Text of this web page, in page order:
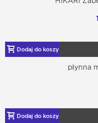
Dodaj do koszyka
płynna
Dodaj do koszyka